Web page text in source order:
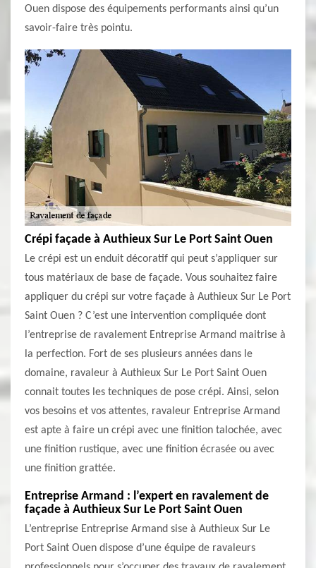
Ouen dispose des équipements performants ainsi qu’un
savoir-faire très pointu.
Crépi façade à Authieux Sur Le Port Saint Ouen
Le crépi est un enduit décoratif qui peut s’appliquer sur
tous matériaux de base de façade. Vous souhaitez faire
appliquer du crépi sur votre façade à Authieux Sur Le Port
Saint Ouen ? C’est une intervention compliquée dont
l’entreprise de ravalement Entreprise Armand maitrise à
la perfection. Fort de ses plusieurs années dans le
domaine, ravaleur à Authieux Sur Le Port Saint Ouen
connait toutes les techniques de pose crépi. Ainsi, selon
vos besoins et vos attentes, ravaleur Entreprise Armand
est apte à faire un crépi avec une finition talochée, avec
une finition rustique, avec une finition écrasée ou avec
une finition grattée.
Entreprise Armand : l’expert en ravalement de
façade à Authieux Sur Le Port Saint Ouen
L’entreprise Entreprise Armand sise à Authieux Sur Le
Port Saint Ouen dispose d’une équipe de ravaleurs